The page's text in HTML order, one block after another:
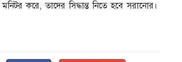
করে, তাদের সিদ্ধান্ত নিতে হবে সরানোর।